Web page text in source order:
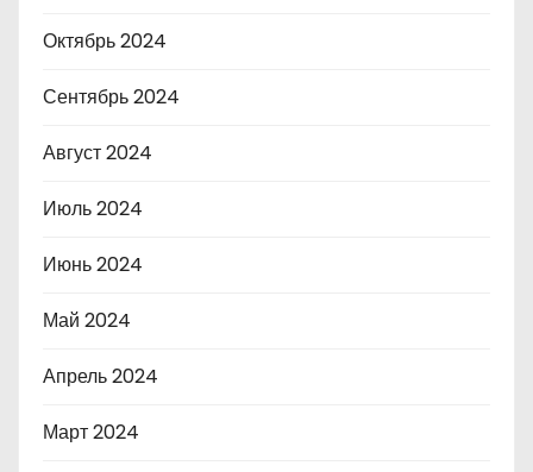
Октябрь 2024
Сентябрь 2024
Август 2024
Июль 2024
Июнь 2024
Май 2024
Апрель 2024
Март 2024